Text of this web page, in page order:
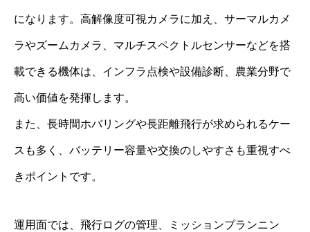
になります。高解像度可視カメラに加え、サーマルカメ
ラやズームカメラ、マルチスペクトルセンサーなどを搭
載できる機体は、インフラ点検や設備診断、農業分野で
高い価値を発揮します。
また、長時間ホバリングや長距離飛行が求められるケー
スも多く、バッテリー容量や交換のしやすさも重視すべ
きポイントです。
運用面では、飛行ログの管理、ミッションプランニン